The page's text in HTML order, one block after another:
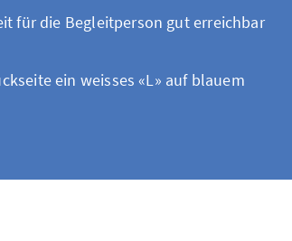
für die Begleitperson gut erreichbar
ein weisses «L» auf blauem